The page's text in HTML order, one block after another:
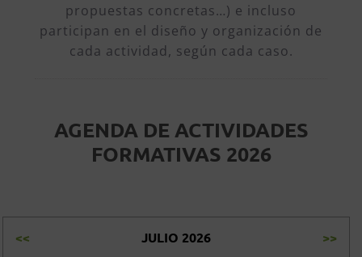
propuestas concretas…) e incluso
participan en el diseño y organización de
cada actividad, según cada caso.
AGENDA DE ACTIVIDADES
FORMATIVAS 2026
<< JULIO 2026 >>